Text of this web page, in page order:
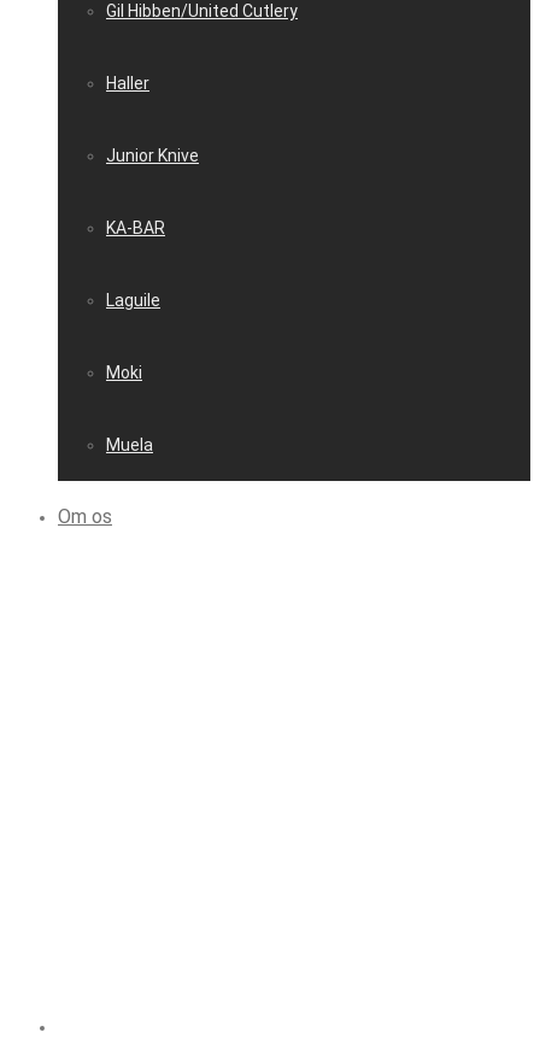
Gil Hibben/United Cutlery
Haller
Junior Knive
KA-BAR
Laguile
Moki
Muela
Om os